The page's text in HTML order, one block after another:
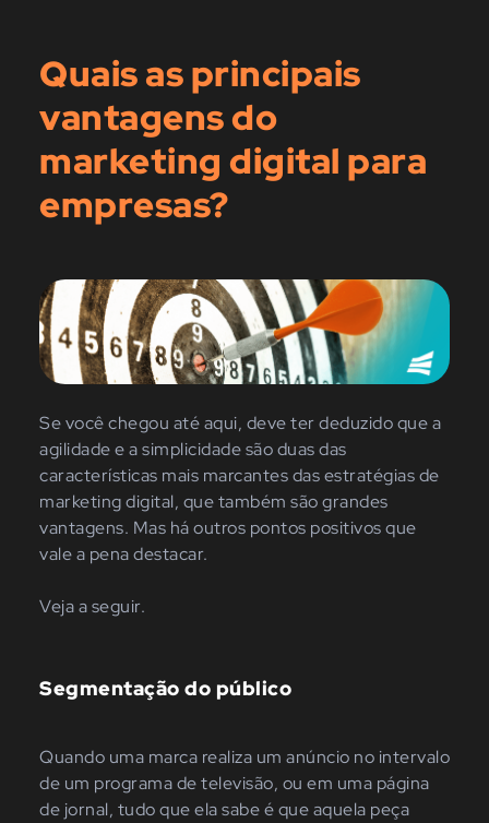
Quais as principais
vantagens do
marketing digital para
empresas?
Se você chegou até aqui, deve ter deduzido que a
agilidade e a simplicidade são duas das
características mais marcantes das estratégias de
marketing digital, que também são grandes
vantagens. Mas há outros pontos positivos que
vale a pena destacar.
Veja a seguir.
Segmentação do público
Quando uma marca realiza um anúncio no intervalo
de um programa de televisão, ou em uma página
de jornal, tudo que ela sabe é que aquela peça